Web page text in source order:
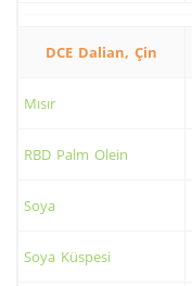
DCE Dalian, Çin
Mısır
RBD Palm Olein
Soya
Soya Küspesi